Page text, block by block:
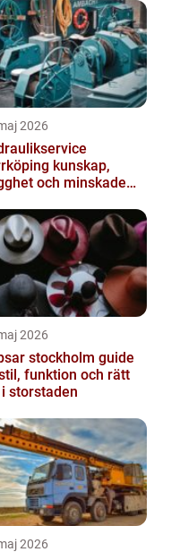
2026
kunskap,
och minskade
2026
stockholm guide
funktion och rätt
storstaden
2026